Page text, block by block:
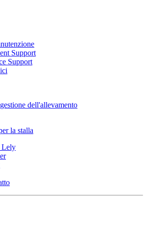
Support
Support
dell'allevamento
la stalla
Lely